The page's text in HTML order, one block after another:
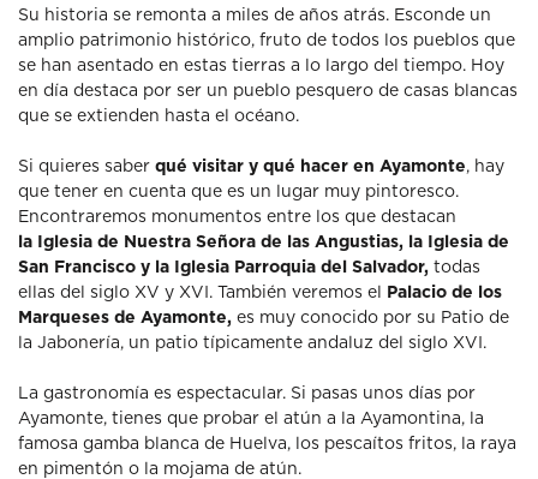
Su historia se remonta a miles de años atrás. Esconde un
amplio patrimonio histórico, fruto de todos los pueblos que
se han asentado en estas tierras a lo largo del tiempo. Hoy
en día destaca por ser un pueblo pesquero de casas blancas
que se extienden hasta el océano.
Si quieres saber qué visitar y qué hacer en Ayamonte, hay
que tener en cuenta que es un lugar muy pintoresco.
Encontraremos monumentos entre los que destacan
la
Iglesia de Nuestra Señora de las Angustias, la Iglesia de
San Francisco y la Iglesia Parroquia del Salvador, todas
ellas del siglo XV y XVI. También veremos el
Palacio de los
Marqueses de Ayamonte, es muy conocido por su Patio de
la Jabonería, un patio típicamente andaluz del siglo XVI.
La gastronomía es espectacular. Si pasas unos días por
Ayamonte, tienes que probar el atún a la Ayamontina, la
famosa gamba blanca de Huelva, los pescaítos fritos, la raya
en pimentón o la mojama de atún.